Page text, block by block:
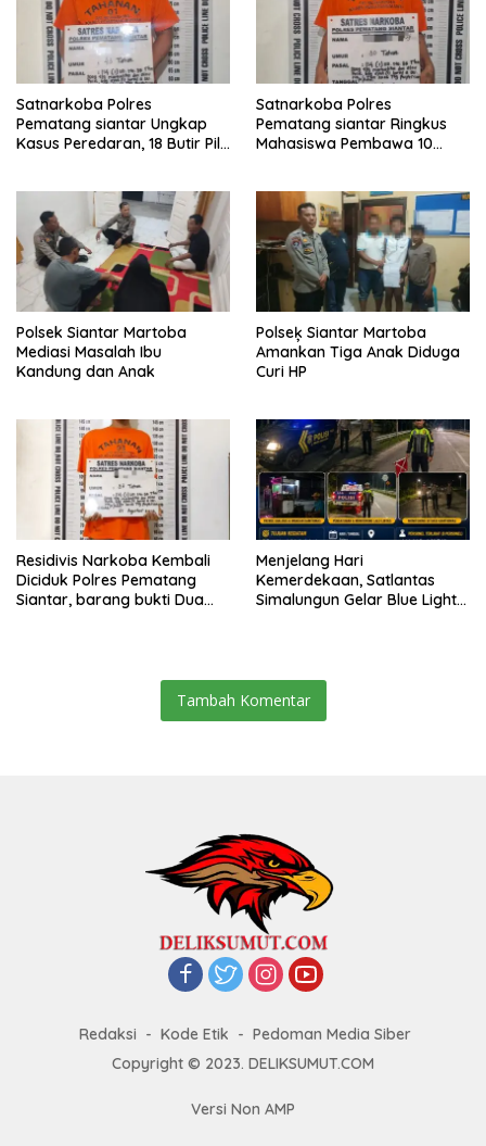
Satnarkoba Polres
Pematang siantar Ungkap
Kasus Peredaran, 18 Butir Pil
Satnarkoba Polres
Pematang siantar Ringkus
Mahasiswa Pembawa 10
Polsek Siantar Martoba
Mediasi Masalah Ibu
Kandung dan Anak
Polseķ Siantar Martoba
Amankan Tiga Anak Diduga
Curi HP
Residivis Narkoba Kembali
Diciduk Polres Pematang
Siantar, barang bukti Dua
Menjelang Hari
Kemerdekaan, Satlantas
Simalungun Gelar Blue Light
Tambah Komentar
Redaksi Kode Etik
Pedoman Media Siber
Copyright © 2023. DELIKSUMUT.COM
Versi Non AMP